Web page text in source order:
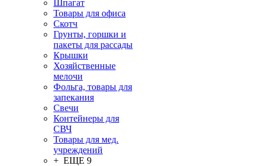
Шпагат
Товары для офиса
Скотч
Грунты, горшки и
пакеты для рассады
Крышки
Хозяйственные
мелочи
Фольга, товары для
запекания
Свечи
Контейнеры для
СВЧ
Товары для мед.
учреждений
+ ЕЩЕ 9